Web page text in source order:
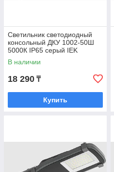
Светильник светодиодный
консольный ДКУ 1002-50Ш
5000К IP65 серый IEK
В наличии
18 290 ₸
Купить